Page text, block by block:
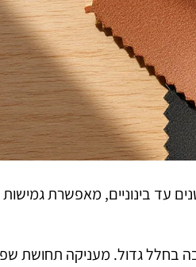
עד בינוניים, מאפשרת גמישות